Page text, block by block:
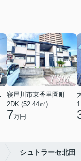
町
寝屋川市東香里園町
2DK (52.44㎡)
7万円
シュトラーセ北田